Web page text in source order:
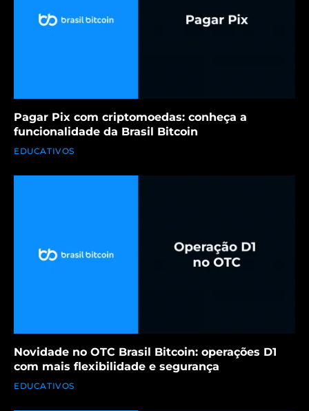
Pagar Pix com criptomoedas: conheça a
funcionalidade da Brasil Bitcoin
EDUCATIVOS
Novidade no OTC Brasil Bitcoin: operações D1
com mais flexibilidade e segurança
EDUCATIVOS